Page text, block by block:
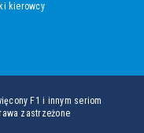
kierowcy
F1 i innym seriom
zastrzeżone